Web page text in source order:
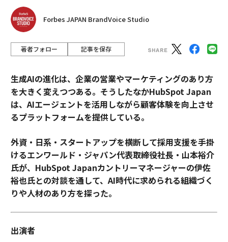
Forbes JAPAN BrandVoice Studio
著者フォロー 記事を保存
生成AIの進化は、企業の営業やマーケティングのあり方
を大きく変えつつある。そうしたなかHubSpot Japan
は、AIエージェントを活用しながら顧客体験を向上させ
るプラットフォームを提供している。
外資・日系・スタートアップを横断して採用支援を手掛
けるエンワールド・ジャパン代表取締役社長・山本裕介
氏が、HubSpot Japanカントリーマネージャーの伊佐
裕也氏との対談を通して、AI時代に求められる組織づく
りや人材のあり方を探った。
出演者